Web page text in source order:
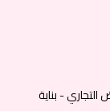
- بناية